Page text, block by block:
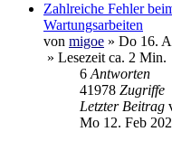
Zahlreiche Fehler
Wartungsarbeiten
von migoe » Do 16.
» Lesezeit ca. 2 Min.
6Antworten
41978 Zugriffe
Letzter Beitrag
Mo 12. Feb